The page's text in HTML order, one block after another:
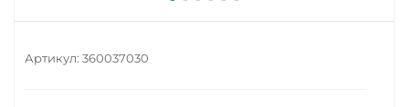
Артикул: 360037030